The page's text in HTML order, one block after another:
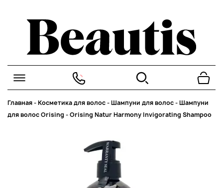
Главная-Косметика для волос-Шампуни для волос-Шампуни
для волос Orising -Orising Natur Harmony Invigorating Shampoo